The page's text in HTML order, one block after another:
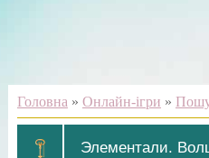
Головна » Онлайн-ігри »
Элементали.